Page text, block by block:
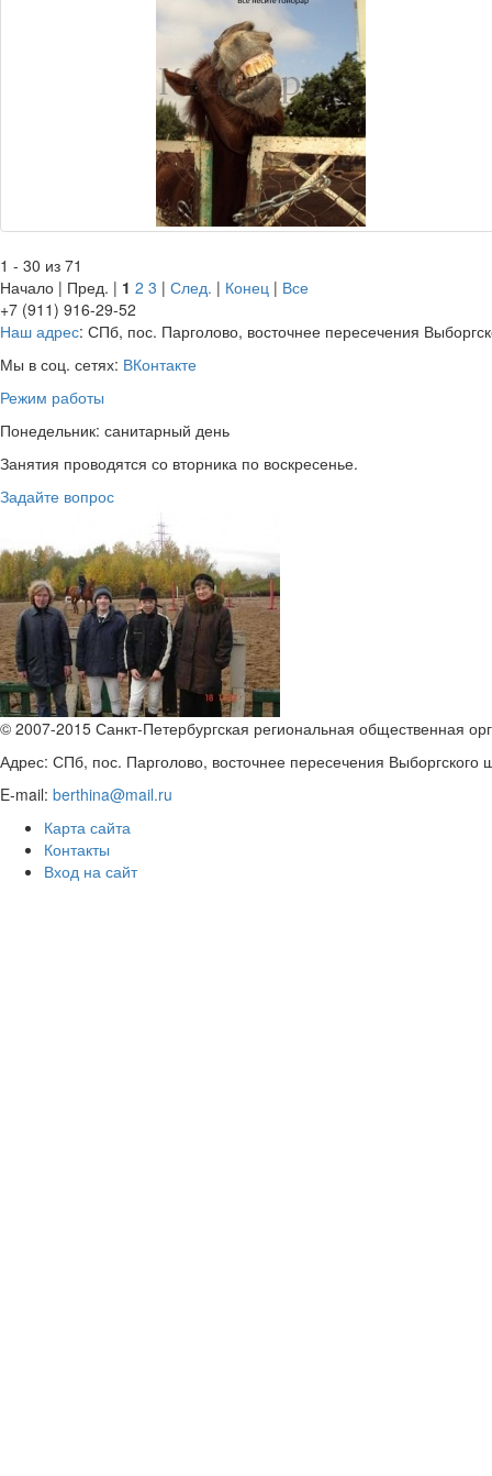
1 - 30 из 71
Начало | Пред. | 1 2 3 | След. | Конец | Все
+7 (911) 916-29-52
Наш адрес: СПб, пос. Парголово, восточнее пересечения
Мы в соц. сетях: ВКонтакте
Режим работы
Понедельник: санитарный день
Занятия проводятся со вторника по воскресенье.
Задайте вопрос
© 2007-2015 Санкт-Петербургская региональная общественная
Адрес: СПб, пос. Парголово, восточнее пересечения
E-mail: berthina@mail.ru
Карта сайта
Контакты
Вход на сайт